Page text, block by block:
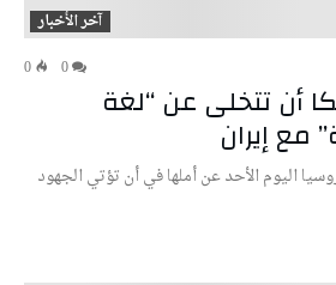
آخر الأخبار
0
أن تتخلى عن “لغة
مع إيران
اليوم الأحد عن أملها في أن ‌تؤتي الجهود